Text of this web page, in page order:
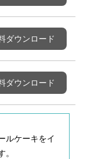
ダウンロード
ダウンロード
ルケーキをイ
。